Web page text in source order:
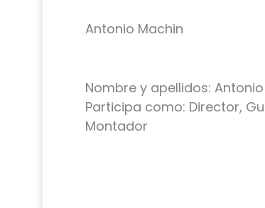
Antonio Machin
Nombre y apellidos:
Participa como: Director,
Montador